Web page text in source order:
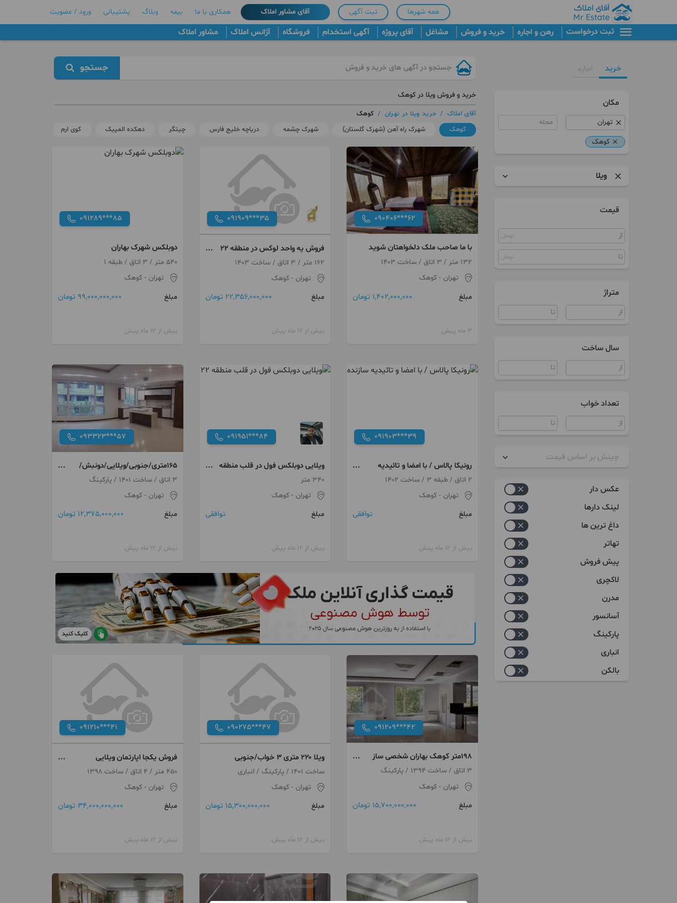
همه شهرها ثبت آگهی آقای مشاور املاک همکاری با ما بیمه وبلاگ پشتیبانی ورود / عضویت
ثبت درخواست رهن و اجاره خرید و فروش مشاغل آقای پروژه آگهی استخدام فروشگاه آژانس املاک مشاور املاک
خرید اجاره
مکان
محله
کوهک
ویلا
برج
پنت هاوس
کلنگی
زمین
ویلا
سند اداری
مغازه
قیمت
تومان
تومان
متراژ
سال ساخت
تعداد خواب
چینش بر اساس قیمت
عکس دار
لینک دارها
داغ ترین ها
تهاتر
پیش فروش
لاکچری
مدرن
آسانسور
پارکینگ
انباری
بالکن
جستجو
خرید و فروش ویلا در کوهک
آقای املاک / خرید ویلا در تهران / کوهک
کوهک
شهرک راه آهن (شهرک گلستان) شهرک چشمه دریاچه خلیج فارس چیتگر دهکده المپیک کوی ارم
090406***62
با ما صاحب ملک دلخواهتان شوید
132 متر / 3 اتاق / ساخت 1403
تهران - کوهک
مبلغ
1,402,000,000 تومان
3 ماه پیش
091909***35
فروش یه واحد لوکس در منطقه ۲۲
کوهک طلوع
162 متر / 3 اتاق / ساخت 1403
تهران- کوهک
مبلغ
22,356,000,000 تومان
بیش از 12 ماه پیش
091289***85
دوبلکس شهرک بهاران
540 متر / 3 اتاق / طبقه 1
تهران - کوهک
مبلغ
99,000,000,000 تومان
بیش از 12 ماه پیش
091903***39
رونیکا پالاس / با امضا و تائیدیه
سازنده
2 اتاق / طبقه 3 / ساخت 1402
تهران - کوهک
مبلغ
توافقی
بیش از 12 ماه پیش
091951***84
ویلایی دوبلکس فول در قلب منطقه
۲۲
340 متر
تهران- کوهک
مبلغ
توافقی
بیش از 12 ماه پیش
093323***57
۱۶۵متری/جنوبی/ویلایی/دونبش/
کوهک
3 اتاق / ساخت 1401 / پارکینگ
تهران - کوهک
مبلغ
12,375,000,000 تومان
بیش از 12 ماه پیش
کلیک کنید
091209***42
۱۹۸متر کوهک بهاران شخصی ساز
شهرک مهر چیتگر /معین
3 اتاق / ساخت 1394 / پارکینگ
تهران - کوهک
مبلغ
15,700,000,000 تومان
بیش از 12 ماه پیش
090275***47
ویلا ۲۲۰ متری ۳ خواب/جنوبی
ساخت 1401 / پارکینگ / انباری
تهران- کوهک
مبلغ
15,300,000,000 تومان
بیش از 12 ماه پیش
091210***41
فروش یکجا اپارتمان ویلایی
کوهک،مستقلات دریاچه
450 متر / 4 اتاق / ساخت 1398
تهران - کوهک
مبلغ
34,000,000,000 تومان
بیش از 12 ماه پیش